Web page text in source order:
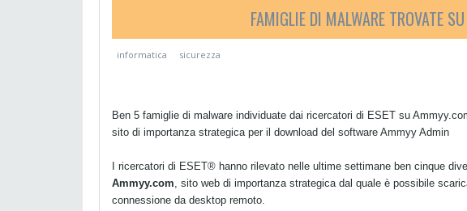
FAMIGLIE DI MALWARE TROVATE
informatica sicurezza
Ben 5 famiglie di malware individuate dai ricercatori di ESET su
sito di importanza strategica per il download del software Ammyy Admin
I ricercatori di ESET® hanno rilevato nelle ultime settimane ben cinque
Ammyy.com, sito web di importanza strategica dal quale è possibile
connessione da desktop remoto.